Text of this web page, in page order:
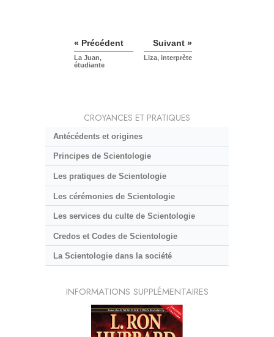
« Précédent
La Juan,
étudiante
Suivant »
Liza, interprète
CROYANCES ET PRATIQUES
Antécédents et origines
Principes de Scientologie
Les pratiques de Scientologie
Les cérémonies de Scientologie
Les services du culte de Scientologie
Credos et Codes de Scientologie
La Scientologie dans la société
INFORMATIONS SUPPLÉMENTAIRES